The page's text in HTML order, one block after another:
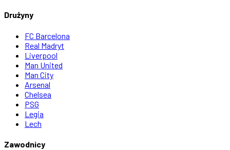
Drużyny
FC Barcelona
Real Madryt
Liverpool
Man United
Man City
Arsenal
Chelsea
PSG
Legia
Lech
Zawodnicy